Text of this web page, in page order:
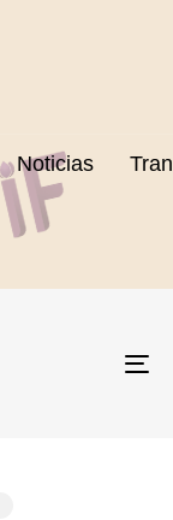
Noticias